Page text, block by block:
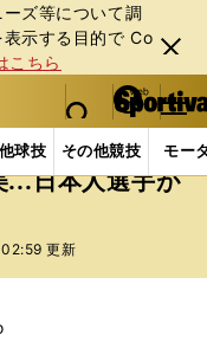
ズ等について調
⽰する⽬的で Co
こちら
閉じ
る
web Sportiva (webスポルティーバ)
検索
マイペ
ー
ジ
メニュ
球技 その他競技 モー
カー 海外サッカー
...日本人選手が
更新